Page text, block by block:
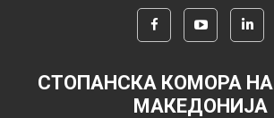
СТОПАНСКА КОМОРА НА
МАКЕДОНИЈА